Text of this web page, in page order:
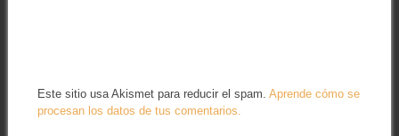
Este sitio usa Akismet para reducir el spam. Aprende cómo se
procesan los datos de tus comentarios.